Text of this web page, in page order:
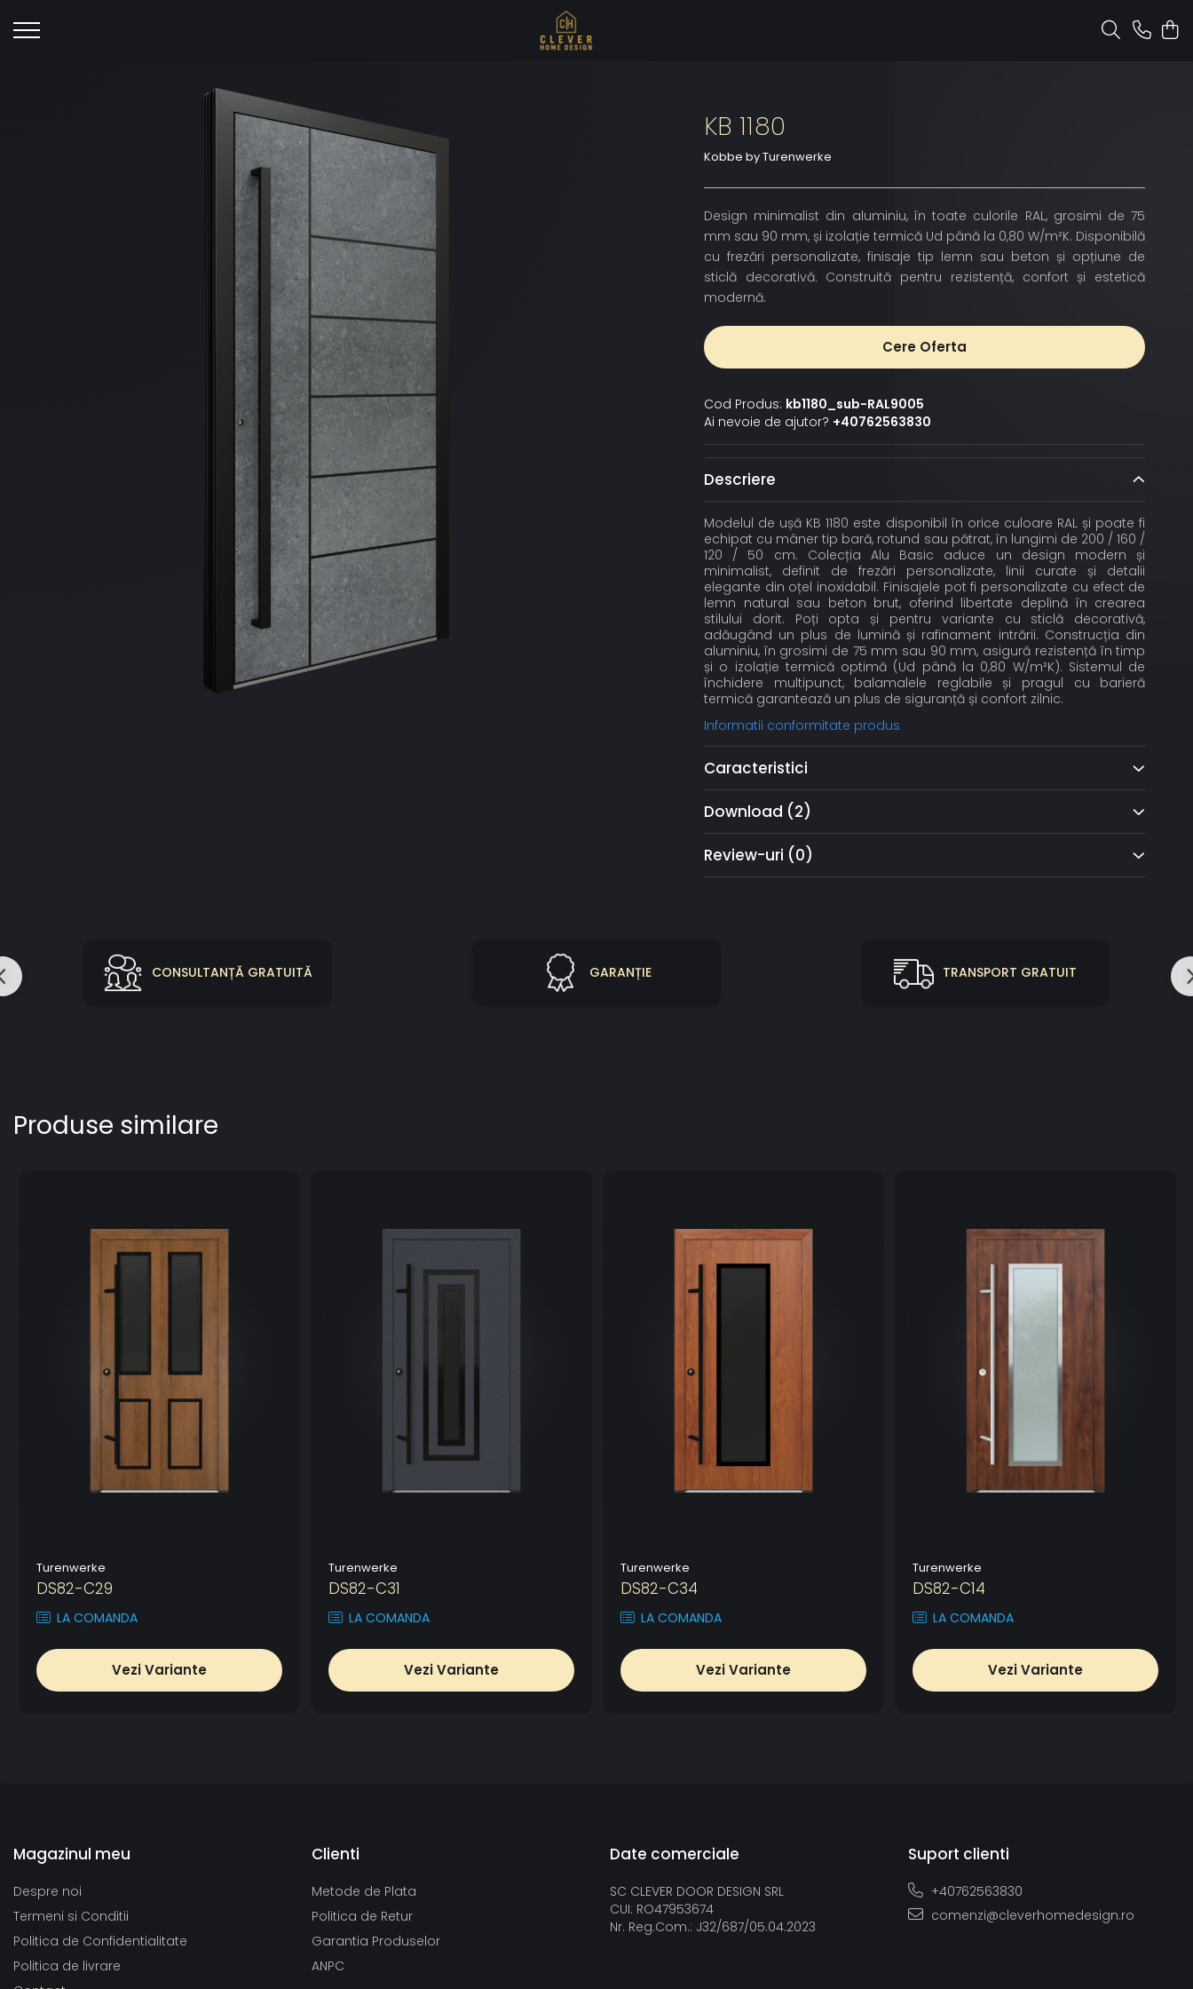
KB 1180
Kobbe by Turenwerke
Design minimalist din aluminiu, în toate culorile RAL, grosimi de 75
mm sau 90 mm, și izolație termică Ud până la 0,80 W/m²K. Disponibilă
cu frezări personalizate, finisaje tip lemn sau beton și opțiune de
sticlă decorativă. Construită pentru rezistență, confort și estetică
modernă.
Cere Oferta
Cod Produs: kb1180_sub-RAL9005
Ai nevoie de ajutor? +40762563830
Descriere
Modelul de ușă KB 1180 este disponibil în orice culoare RAL și poate fi
echipat cu mâner tip bară, rotund sau pătrat, în lungimi de 200 / 160 /
120 / 50 cm. Colecția Alu Basic aduce un design modern și
minimalist, definit de frezări personalizate, linii curate și detalii
elegante din oțel inoxidabil. Finisajele pot fi personalizate cu efect de
lemn natural sau beton brut, oferind libertate deplină în crearea
stilului dorit. Poți opta și pentru variante cu sticlă decorativă,
adăugând un plus de lumină și rafinament intrării. Construcția din
aluminiu, în grosimi de 75 mm sau 90 mm, asigură rezistență în timp
și o izolație termică optimă (Ud până la 0,80 W/m²K). Sistemul de
închidere multipunct, balamalele reglabile și pragul cu barieră
termică garantează un plus de siguranță și confort zilnic.
Informatii conformitate produs
Caracteristici
Download (2)
Review-uri (0)
CONSULTANȚĂ GRATUITĂ GARANȚIE TRANSPORT GRATUIT
Produse similare
Turenwerke
DS82-C29
LA COMANDA
Vezi Variante
Turenwerke
DS82-C31
LA COMANDA
Vezi Variante
Turenwerke
DS82-C34
LA COMANDA
Vezi Variante
Turenwerke
DS82-C14
LA COMANDA
Vezi Variante
Magazinul meu
Despre noi
Termeni si Conditii
Politica de Confidentialitate
Politica de livrare
Clienti
Metode de Plata
Politica de Retur
Garantia Produselor
ANPC
Date comerciale
SC CLEVER DOOR DESIGN SRL
CUI: RO47953674
Nr. Reg.Com.: J32/687/05.04.2023
Suport clienti
+40762563830
comenzi@cleverhomedesign.ro